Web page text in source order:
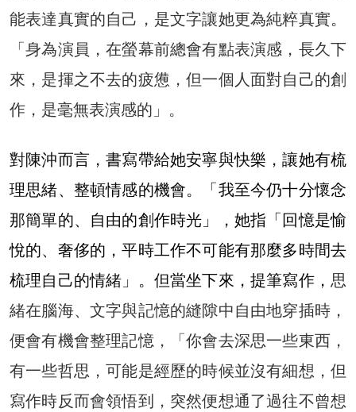
能表達真實的自己，是文字讓她更為純粹真實。
「身為演員，在螢幕前總會有點表演感，長久下
來，是揮之不去的疲憊，但一個人面對自己的創
作，是毫無表演感的」。
對陳沖而言，書寫帶給她安寧與快樂，讓她有梳
理思緒、整頓情感的機會。「我至今仍十分懷念
那簡單的、自由的創作時光」，她指「回憶是愉
悅的、奢侈的，平時工作不可能有那麼多時間去
梳理自己的情緒」。但當坐下來，提筆寫作， 思
緒在腦海、文字與記憶的縫隙中自由地穿插時，
便會有機會整理記憶，「你會去深思一些東西，
有一些哲思，可能是經歷的時候並沒有細想，但
寫作時反而會領悟到，突然便想通了過往不曾想